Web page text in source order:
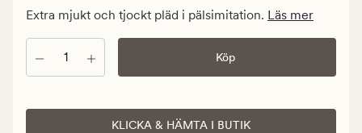
499,94
499,90
Extra mjukt och tjockt pläd i pälsimitation. Läs mer
Antal Köp
KLICKA & HÄMTA I BUTIK